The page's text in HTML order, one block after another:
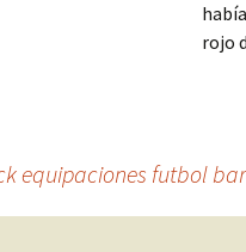
rojo
equipaciones futbol